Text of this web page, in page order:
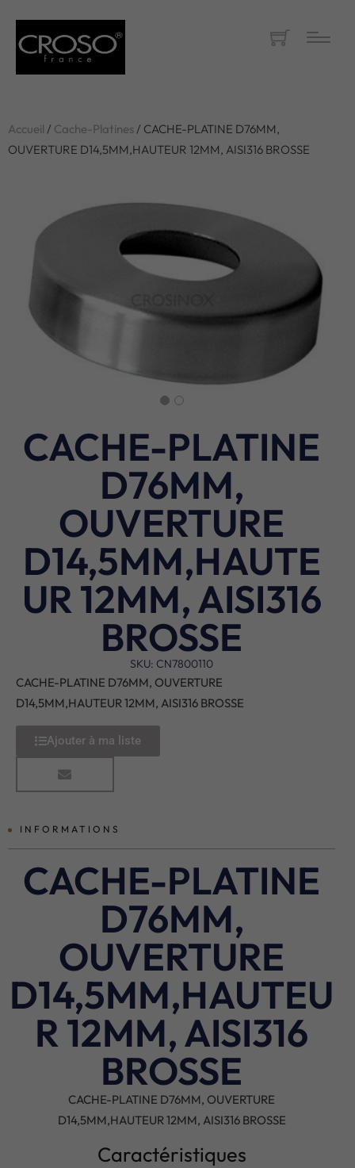
Accueil / Cache-Platines/ CACHE-PLATINE D76MM,
OUVERTURE D14,5MM,HAUTEUR 12MM, AISI316 BROSSE
CACHE-PLATINE
D76MM,
OUVERTURE
D14,5MM,HAUTE
UR 12MM, AISI316
BROSSE
SKU: CN7800110
CACHE-PLATINE D76MM, OUVERTURE
D14,5MM,HAUTEUR 12MM, AISI316 BROSSE
Ajouter à ma liste
INFORMATIONS
CACHE-PLATINE
D76MM,
OUVERTURE
D14,5MM,HAUTEU
R 12MM, AISI316
BROSSE
CACHE-PLATINE D76MM, OUVERTURE
D14,5MM,HAUTEUR 12MM, AISI316 BROSSE
Caractéristiques